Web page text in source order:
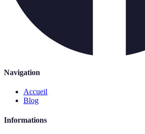
Navigation
Accueil
Blog
Informations